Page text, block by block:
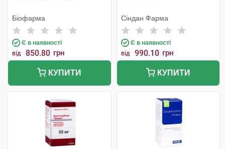
Біофарма
Є в наявності
від 850.80 грн
КУПИТИ
Сіндан Фарма
Є в наявності
від 990.10 грн
КУПИТИ